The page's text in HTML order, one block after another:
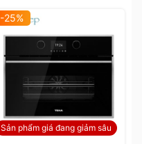
Sản phẩm giá đang giảm sâu
-25%